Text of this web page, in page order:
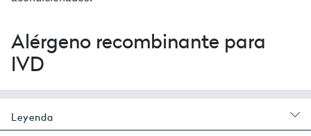
Alérgeno recombinante para
IVD
Leyenda